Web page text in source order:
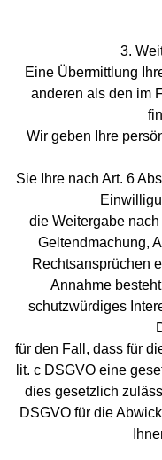
3.
Eine Übermittlung
anderen als den im
Wir geben Ihre
Sie Ihre nach Art. 6
die Weitergabe nach
Geltendmachung,
Rechtsansprüchen
Annahme
schutzwürdiges
für den Fall, dass für
lit. c DSGVO eine
dies gesetzlich
DSGVO für die